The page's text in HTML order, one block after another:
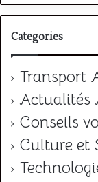
Categories
Transport
Actualités
Conseils
Culture et